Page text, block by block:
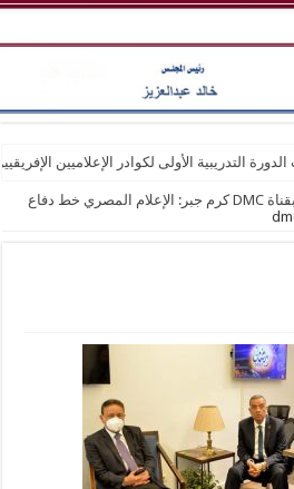
التدريبية الأولى لكوادر الإعلاميين
خلال جولته التفقدية بقناة DMC كرم جبر: الإعلام المصري خط دفاع